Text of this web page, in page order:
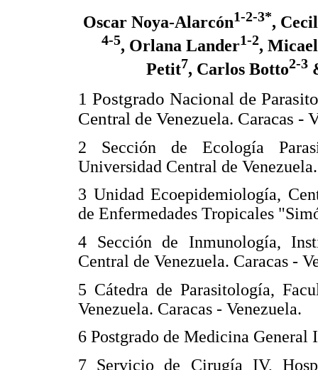
Oscar Noya-Alarcón1-2-3*,
4-5, Orlana Lander1-2,
Petit7, Carlos Botto2-3
1 Postgrado Nacional de
Central de Venezuela. Caracas -
2 Sección de Ecología
Universidad Central de
3 Unidad Ecoepidemiología,
de Enfermedades Tropicales
4 Sección de Inmunología,
Central de Venezuela. Caracas -
5 Cátedra de Parasitología,
Venezuela. Caracas - Venezuela.
6 Postgrado de Medicina
7 Servicio de Cirugía IV,